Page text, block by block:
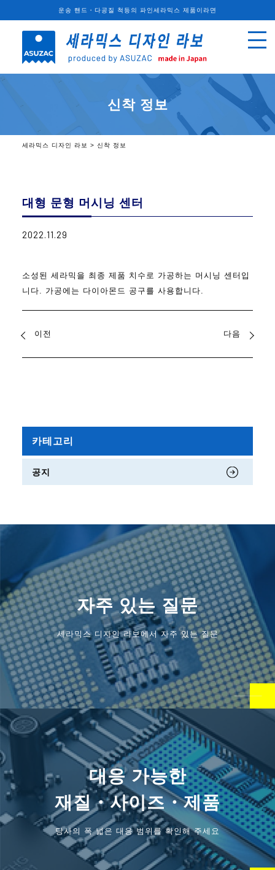
운송 핸드・다공질 척등의 파인세라믹스 제품이라면
신착 정보
세라믹스 디자인 라보 > 신착 정보
대형 문형 머시닝 센터
2022.11.29
소성된 세라믹을 최종 제품 치수로 가공하는 머시닝 센터입
니다. 가공에는 다이아몬드 공구를 사용합니다.
이전 다음
카테고리
공지
자주 있는 질문
세라믹스 디자인 라보에서 자주 있는 질문
대응 가능한
재질・사이즈・제품
당사의 폭 넓은 대응 범위를 확인해 주세요